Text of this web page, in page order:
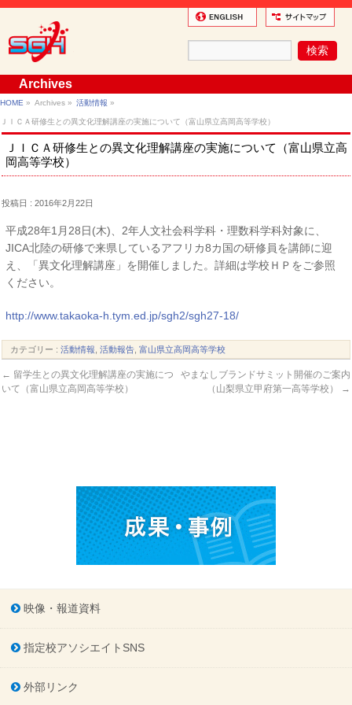
Archives
HOME » Archives » 活動情報 »
ＪＩＣＡ研修生との異文化理解講座の実施について（富山県立高岡高等学校）
ＪＩＣＡ研修生との異文化理解講座の実施について（富山県立高
岡高等学校）
投稿日 : 2016年2月22日
平成28年1月28日(木)、2年人文社会科学科・理数科学科対象に、
JICA北陸の研修で来県しているアフリカ8カ国の研修員を講師に迎
え、「異文化理解講座」を開催しました。詳細は学校ＨＰをご参照
ください。
http://www.takaoka-h.tym.ed.jp/sgh2/sgh27-18/
カテゴリー :活動情報 ,活動報告 ,富山県立高岡高等学校
← 留学生との異文化理解講座の実施につ
いて（富山県立高岡高等学校）
やまなしブランドサミット開催のご案内
（山梨県立甲府第一高等学校）
→
映像・報道資料
指定校アソシエイトSNS
外部リンク